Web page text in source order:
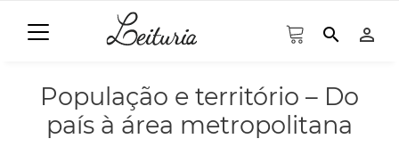
search person_outline
População e território – Do
país à área metropolitana